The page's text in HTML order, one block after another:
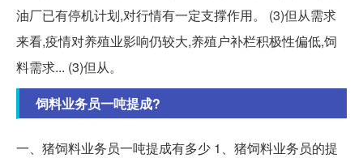
油厂已有停机计划,对行情有一定支撑作用。 (3)但从需求
来看,疫情对养殖业影响仍较大,养殖户补栏积极性偏低,饲
料需求... (3)但从。
饲料业务员一吨提成?
一、猪饲料业务员一吨提成有多少 1、猪饲料业务员的提